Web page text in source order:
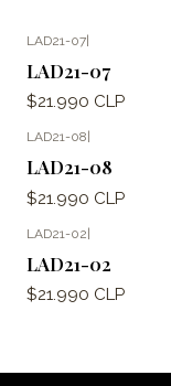
LAD21-07|
LAD21-07
$21.990 CLP
LAD21-08
LAD21-08
$21.990 CLP
LAD21-02|
LAD21-02
$21.990 CLP